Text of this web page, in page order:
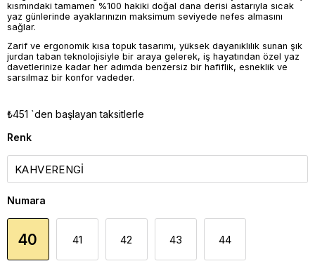
kısmındaki tamamen %100 hakiki doğal dana derisi astarıyla sıcak
yaz günlerinde ayaklarınızın maksimum seviyede nefes almasını
sağlar.
Zarif ve ergonomik kısa topuk tasarımı, yüksek dayanıklılık sunan şık
jurdan taban teknolojisiyle bir araya gelerek, iş hayatından özel yaz
davetlerinize kadar her adımda benzersiz bir hafiflik, esneklik ve
sarsılmaz bir konfor vadeder.
₺451 `den başlayan taksitlerle
Renk
Numara
40 41 42 43 44